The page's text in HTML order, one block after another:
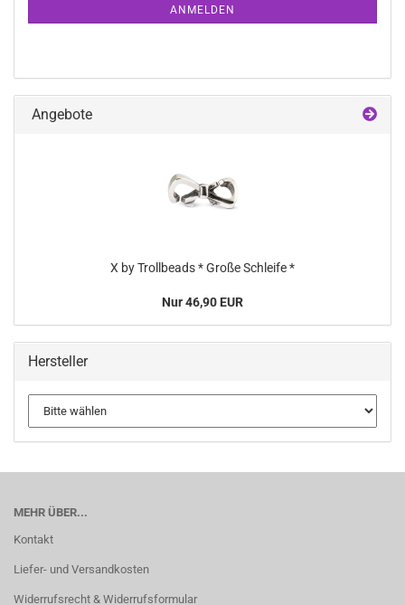
ANMELDEN
Angebote
X by Trollbeads * Große Schleife *
Nur 46,90 EUR
Hersteller
MEHR ÜBER...
Kontakt
Liefer- und Versandkosten
Widerrufsrecht & Widerrufsformular